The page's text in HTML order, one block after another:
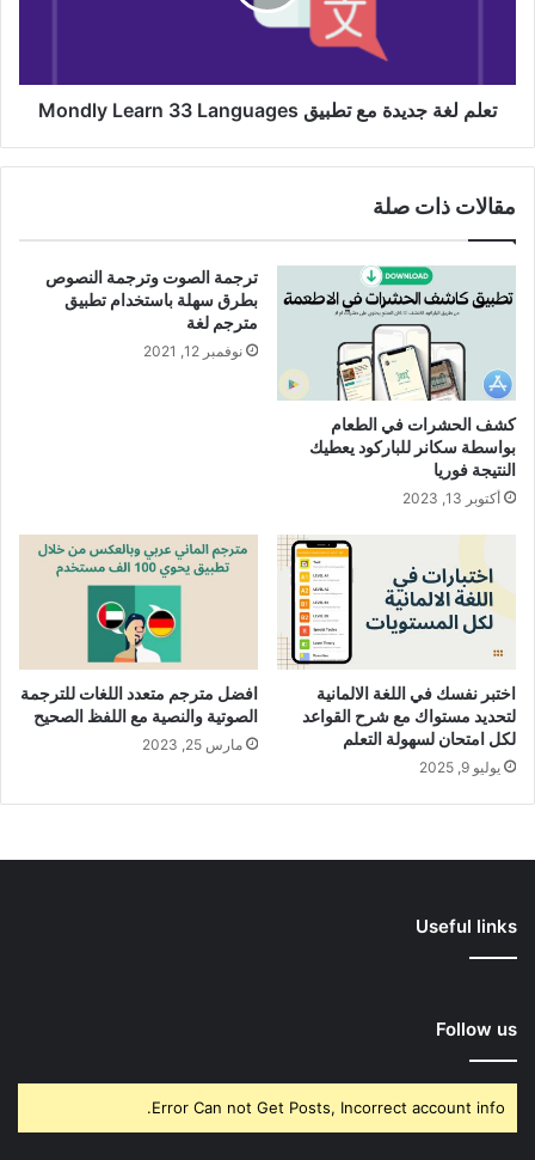
تعلم لغة جديدة مع تطبيق Mondly Learn 33 Languages
مقالات ذات صلة
كشف الحشرات في الطعام
بواسطة سكانر للباركود يعطيك
النتيجة فوريا
أكتوبر 13, 2023
ترجمة الصوت وترجمة النصوص
بطرق سهلة باستخدام تطبيق
مترجم لغة
نوفمبر 12, 2021
اختبر نفسك في اللغة الالمانية
لتحديد مستواك مع شرح القواعد
لكل امتحان لسهولة التعلم
يوليو 9, 2025
افضل مترجم متعدد اللغات للترجمة
الصوتية والنصية مع اللفظ الصحيح
مارس 25, 2023
Useful links
Follow us
Error Can not Get Posts, Incorrect account info.